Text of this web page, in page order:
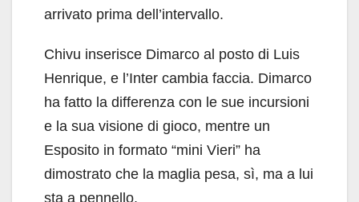
arrivato prima dell’intervallo.
Chivu inserisce Dimarco al posto di Luis
Henrique, e l’Inter cambia faccia. Dimarco
ha fatto la differenza con le sue incursioni
e la sua visione di gioco, mentre un
Esposito in formato “mini Vieri” ha
dimostrato che la maglia pesa, sì, ma a lui
sta a pennello.